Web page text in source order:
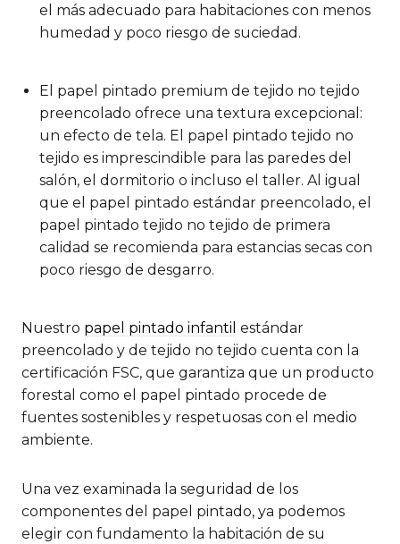
el más adecuado para habitaciones con menos
humedad y poco riesgo de suciedad.
El papel pintado premium de tejido no tejido
preencolado ofrece una textura excepcional:
un efecto de tela. El papel pintado tejido no
tejido es imprescindible para las paredes del
salón, el dormitorio o incluso el taller. Al igual
que el papel pintado estándar preencolado, el
papel pintado tejido no tejido de primera
calidad se recomienda para estancias secas con
poco riesgo de desgarro.
Nuestro papel pintado infantil estándar
preencolado y de tejido no tejido cuenta con la
certificación FSC, que garantiza que un producto
forestal como el papel pintado procede de
fuentes sostenibles y respetuosas con el medio
ambiente.
Una vez examinada la seguridad de los
componentes del papel pintado, ya podemos
elegir con fundamento la habitación de su